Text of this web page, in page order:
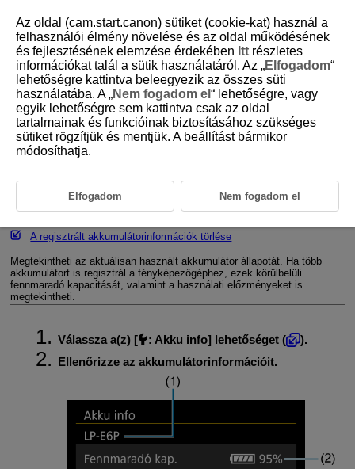
D388-228
Akkumulátorinformáció
Az akkumulátorok regisztrálása a fényképezőgépen
Regisztrált, használaton kívüli akkumulátoregység fennmaradó
kapacitásának ellenőrzése
A regisztrált akkumulátorinformációk törlése
Megtekintheti az aktuálisan használt akkumulátor állapotát. Ha több
akkumulátort is regisztrál a fényképezőgéphez, ezek körülbelüli
fennmaradó kapacitását, valamint a használati előzményeket is
megtekintheti.
Válassza a(z) [ : Akku info] lehetőséget (
).
Ellenőrizze az akkumulátorinformációit.
Az oldal (cam.start.canon) sütiket (cookie-kat) használ a
felhasználói élmény növelése és az oldal működésének
és fejlesztésének elemzése érdekében Itt részletes
információkat talál a sütik használatáról. Az „Elfogadom“
lehetőségre kattintva beleegyezik az összes süti
használatába. A „Nem fogadom el “ lehetőségre, vagy
egyik lehetőségre sem kattintva csak az oldal
tartalmainak és funkcióinak biztosításához szükséges
sütiket rögzítjük és mentjük. A beállítást bármikor
módosíthatja.
Elfogadom Nem fogadom el